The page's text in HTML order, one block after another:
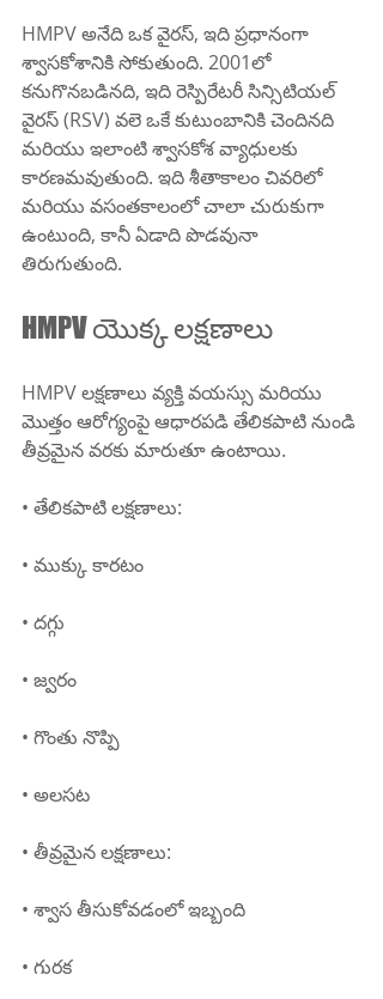
HMPV అనేది ఒక వైరస్, ఇది ప్రధానంగా
శ్వాసకోశానికి సోకుతుంది. 2001లో
కనుగొనబడినది, ఇది రెస్పిరేటరీ సిన్సిటియల్
వైరస్ (RSV) వలె ఒకే కుటుంబానికి చెందినది
మరియు ఇలాంటి శ్వాసకోశ వ్యాధులకు
కారణమవుతుంది. ఇది శీతాకాలం చివరిలో
మరియు వసంతకాలంలో చాలా చురుకుగా
ఉంటుంది, కానీ ఏడాది పొడవునా
తిరుగుతుంది.
HMPV యొక్క లక్షణాలు
HMPV లక్షణాలు వ్యక్తి వయస్సు మరియు
మొత్తం ఆరోగ్యంపై ఆధారపడి తేలికపాటి నుండి
తీవ్రమైన వరకు మారుతూ ఉంటాయి.
• తేలికపాటి లక్షణాలు:
• ముక్కు కారటం
• దగ్గు
• జ్వరం
• గొంతు నొప్పి
• అలసట
• తీవ్రమైన లక్షణాలు:
• శ్వాస తీసుకోవడంలో ఇబ్బంది
• గురక